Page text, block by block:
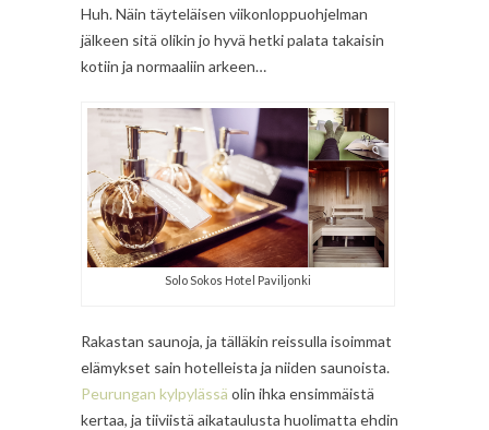
Huh. Näin täyteläisen viikonloppuohjelman
jälkeen sitä olikin jo hyvä hetki palata takaisin
kotiin ja normaaliin arkeen…
Solo Sokos Hotel Paviljonki
Rakastan saunoja, ja tälläkin reissulla isoimmat
elämykset sain hotelleista ja niiden saunoista.
Peurungan kylpylässä olin ihka ensimmäistä
kertaa, ja tiiviistä aikataulusta huolimatta ehdin